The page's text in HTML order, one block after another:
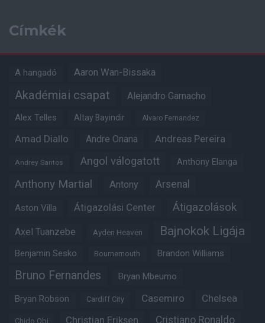
Címkék
A hangadó Aaron Wan-Bissaka
Akadémiai csapat Alejandro Garnacho
Alex Telles Altay Bayindir Alvaro Fernandez
Amad Diallo Andre Onana Andreas Pereira
Andrey Santos Angol válogatott Anthony Elanga
Anthony Martial Antony Arsenal
Aston Villa Átigazolási Center Átigazolások
Axel Tuanzebe Ayden Heaven Bajnokok Ligája
Benjamin Sesko Bournemouth Brandon Williams
Bruno Fernandes Bryan Mbeumo
Bryan Robson Cardiff City Casemiro Chelsea
Chido Obi Christian Eriksen Cristiano Ronaldo